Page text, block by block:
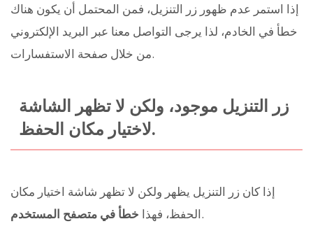
إذا استمر عدم ظهور زر التنزيل، فمن المحتمل أن يكون هناك
خطأ في الخادم، لذا يرجى التواصل معنا عبر البريد الإلكتروني
من خلال صفحة الاستفسارات.
زر التنزيل موجود، ولكن لا تظهر الشاشة
لاختيار مكان الحفظ.
إذا كان زر التنزيل يظهر ولكن لا تظهر شاشة اختيار مكان
الحفظ، فهذا خطأ في متصفح المستخدم .